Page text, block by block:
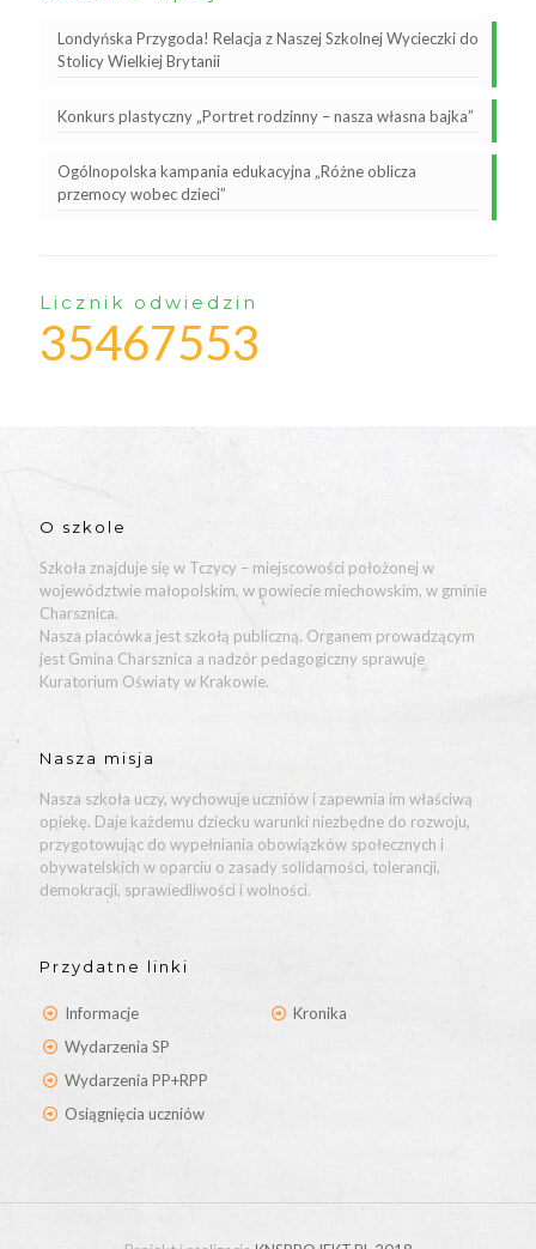
Londyńska Przygoda! Relacja z Naszej Szkolnej Wycieczki do
Stolicy Wielkiej Brytanii
Konkurs plastyczny „Portret rodzinny – nasza własna bajka”
Ogólnopolska kampania edukacyjna „Różne oblicza
przemocy wobec dzieci”
Licznik odwiedzin
35467553
O szkole
Szkoła znajduje się w Tczycy – miejscowości położonej w
województwie małopolskim, w powiecie miechowskim, w gminie
Charsznica.
Nasza placówka jest szkołą publiczną. Organem prowadzącym
jest Gmina Charsznica a nadzór pedagogiczny sprawuje
Kuratorium Oświaty w Krakowie.
Nasza misja
Nasza szkoła uczy, wychowuje uczniów i zapewnia im właściwą
opiekę. Daje każdemu dziecku warunki niezbędne do rozwoju,
przygotowując do wypełniania obowiązków społecznych i
obywatelskich w oparciu o zasady solidarności, tolerancji,
demokracji, sprawiedliwości i wolności.
Przydatne linki
Informacje
Wydarzenia SP
Wydarzenia PP+RPP
Osiągnięcia uczniów
Kronika